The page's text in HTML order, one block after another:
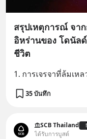
สรุปเหตุการณ์ จา
อิหร่านของ โดนัล
ชีวิต
1. การเจรจาที่ล้มเหล
35 บันทึก
SCB Thailand
ได้รับการบูสต์